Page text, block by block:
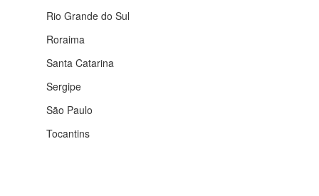
Rio Grande do Sul
Roraima
Santa Catarina
Sergipe
São Paulo
Tocantins